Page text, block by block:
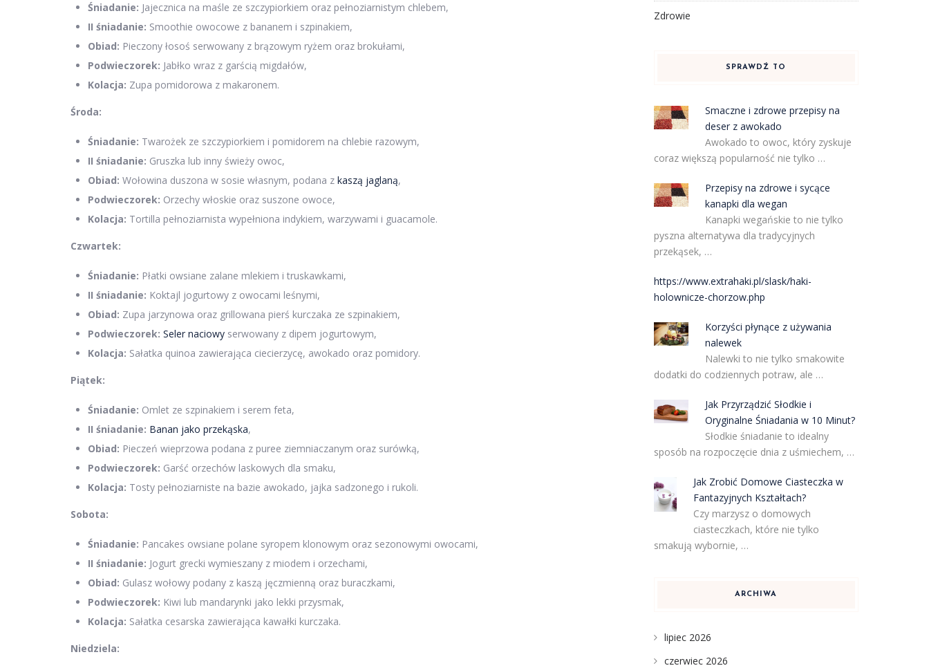
Śniadanie: Jajecznica na maśle ze szczypiorkiem oraz pełnoziarnistym chlebem,
II śniadanie: Smoothie owocowe z bananem i szpinakiem,
Obiad: Pieczony łosoś serwowany z brązowym ryżem oraz brokułami,
Podwieczorek: Jabłko wraz z garścią migdałów,
Kolacja: Zupa pomidorowa z makaronem.
Środa:
Śniadanie: Twarożek ze szczypiorkiem i pomidorem na chlebie razowym,
II śniadanie: Gruszka lub inny świeży owoc,
Obiad: Wołowina duszona w sosie własnym, podana z kaszą jaglaną,
Podwieczorek: Orzechy włoskie oraz suszone owoce,
Kolacja: Tortilla pełnoziarnista wypełniona indykiem, warzywami i guacamole.
Czwartek:
Śniadanie: Płatki owsiane zalane mlekiem i truskawkami,
II śniadanie: Koktajl jogurtowy z owocami leśnymi,
Obiad: Zupa jarzynowa oraz grillowana pierś kurczaka ze szpinakiem,
Podwieczorek: Seler naciowy serwowany z dipem jogurtowym,
Kolacja: Sałatka quinoa zawierająca ciecierzycę, awokado oraz pomidory.
Piątek:
Śniadanie: Omlet ze szpinakiem i serem feta,
II śniadanie: Banan jako przekąska,
Obiad: Pieczeń wieprzowa podana z puree ziemniaczanym oraz surówką,
Podwieczorek: Garść orzechów laskowych dla smaku,
Kolacja: Tosty pełnoziarniste na bazie awokado, jajka sadzonego i rukoli.
Sobota:
Śniadanie: Pancakes owsiane polane syropem klonowym oraz sezonowymi owocami,
II śniadanie: Jogurt grecki wymieszany z miodem i orzechami,
Obiad: Gulasz wołowy podany z kaszą jęczmienną oraz buraczkami,
Podwieczorek: Kiwi lub mandarynki jako lekki przysmak,
Kolacja: Sałatka cesarska zawierająca kawałki kurczaka.
Niedziela:
Zdrowie
SPRAWDŹ TO
Smaczne i zdrowe przepisy na
deser z awokado
Awokado to owoc, który zyskuje
coraz większą popularność nie tylko …
Przepisy na zdrowe i sycące
kanapki dla wegan
Kanapki wegańskie to nie tylko
pyszna alternatywa dla tradycyjnych
przekąsek, …
https://www.extrahaki.pl/slask/haki-
holownicze-chorzow.php
Korzyści płynące z używania
nalewek
Nalewki to nie tylko smakowite
dodatki do codziennych potraw, ale …
Jak Przyrządzić Słodkie i
Oryginalne Śniadania w 10 Minut?
Słodkie śniadanie to idealny
sposób na rozpoczęcie dnia z uśmiechem, …
Jak Zrobić Domowe Ciasteczka w
Fantazyjnych Kształtach?
Czy marzysz o domowych
ciasteczkach, które nie tylko
smakują wybornie, …
ARCHIWA
lipiec 2026
czerwiec 2026